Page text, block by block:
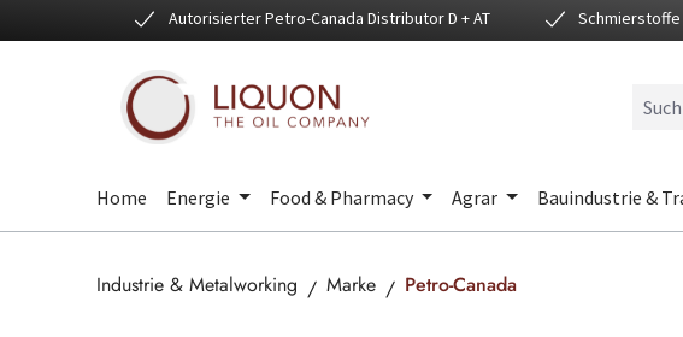
Hauptinhalt springen
Zur Suche springen
Zur Hauptnavigation springenAutorisierter Petro-Canada Distributor D + AT Schmierstoffe
Home Energie Food & Pharmacy Agrar Bauindustrie &
Industrie & Metalworking Marke Petro-Canada